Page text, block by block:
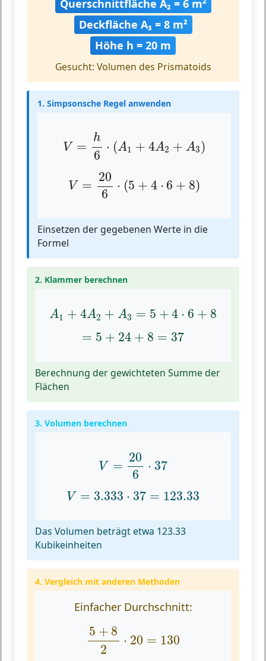
Querschnittfläche A₂ = 6 m²
Deckfläche A₃ = 8 m²
Höhe h = 20 m
Gesucht: Volumen des Prismatoids
1. Simpsonsche Regel anwenden
V =
h
6
⋅ (A1 + 4A2 + A3)
h
V =
20
6
⋅ (5 + 4 ⋅ 6 + 8)
=20
Einsetzen der gegebenen Werte in die
Formel
2. Klammer berechnen
A1 + 4A2 + A3 = 5 + 4 ⋅ 6 + 8
A 1 +4 A +A 5+ 4 6 8
= 5 + 24 + 8 = 37
= 5 24 + = 37
Berechnung der gewichteten Summe der
Flächen
3. Volumen berechnen
V =
20
6
⋅ 37
206
V = 3.333 ⋅ 37 = 123.33
V= 3.333 37= 123.33
Das Volumen beträgt etwa 123.33
Kubikeinheiten
4. Vergleich mit anderen Methoden
Einfacher Durchschnitt:
5 + 8
2
⋅ 20 = 130
+ 82